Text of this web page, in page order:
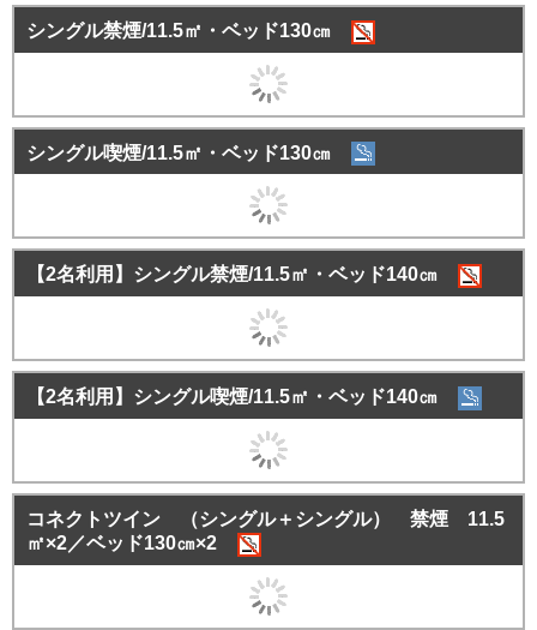
シングル禁煙/11.5㎡・ベッド130㎝
シングル喫煙/11.5㎡・ベッド130㎝
【2名利用】シングル禁煙/11.5㎡・ベッド140㎝
【2名利用】シングル喫煙/11.5㎡・ベッド140㎝
コネクトツイン （シングル＋シングル） 禁煙 11.5
㎡×2／ベッド130㎝×2